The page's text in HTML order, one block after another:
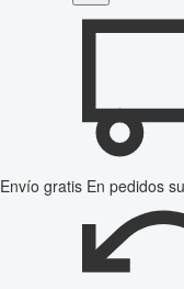
Envío gratis En pedidos